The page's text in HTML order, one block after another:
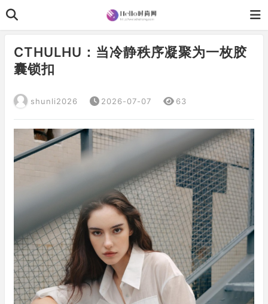
CTHULHU：当冷静秩序凝聚为一枚胶
囊锁扣
shunli2026 2026-07-07 63